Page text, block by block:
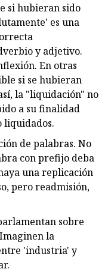
si hubieran sido
es una
y adjetivo.
En otras
si se hubieran
la "liquidación" no
a su finalidad
liquidados.
de palabras. No
con prefijo deba
una replicación
pero readmisión,
sobre
la
'industria' y